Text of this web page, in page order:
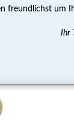
freundlichst um
Ihr